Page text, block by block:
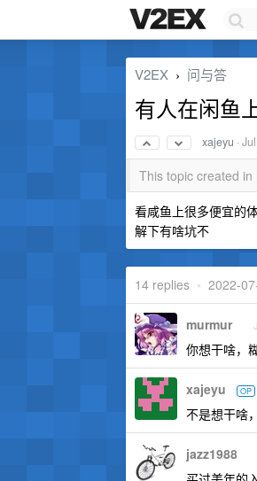
V2EX › 问与答
有人在闲鱼
xajeyu ·
This topic created
看咸鱼上很多便宜的
解下有啥坑不
14 replies • 2022-
murmur
你想干啥，
xajeyu OP
不是想干啥
jazz1988